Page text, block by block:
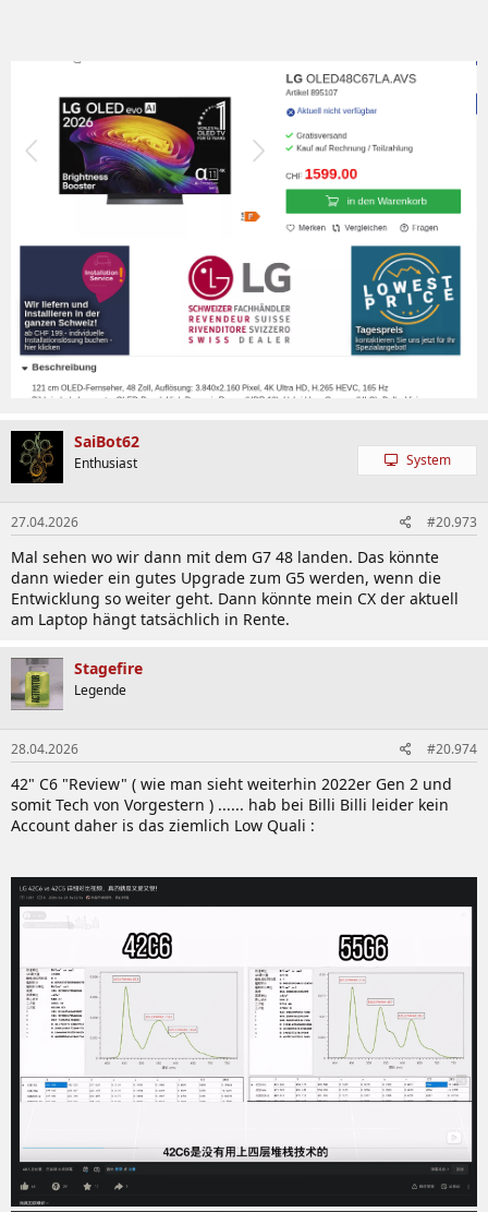
SaiBot62
Enthusiast System
27.04.2026 #20.973
Mal sehen wo wir dann mit dem G7 48 landen. Das könnte
dann wieder ein gutes Upgrade zum G5 werden, wenn die
Entwicklung so weiter geht. Dann könnte mein CX der aktuell
am Laptop hängt tatsächlich in Rente.
Stagefire
Legende
28.04.2026 #20.974
42" C6 "Review" ( wie man sieht weiterhin 2022er Gen 2 und
somit Tech von Vorgestern ) ...... hab bei Billi Billi leider kein
Account daher is das ziemlich Low Quali :